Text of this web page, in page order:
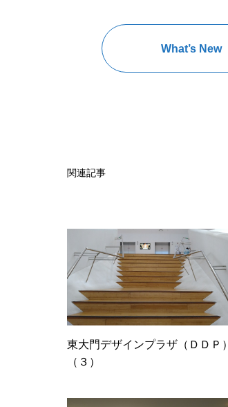
What’s New
関連記事
東大門デザインプラザ（ＤＤＰ）
（３）